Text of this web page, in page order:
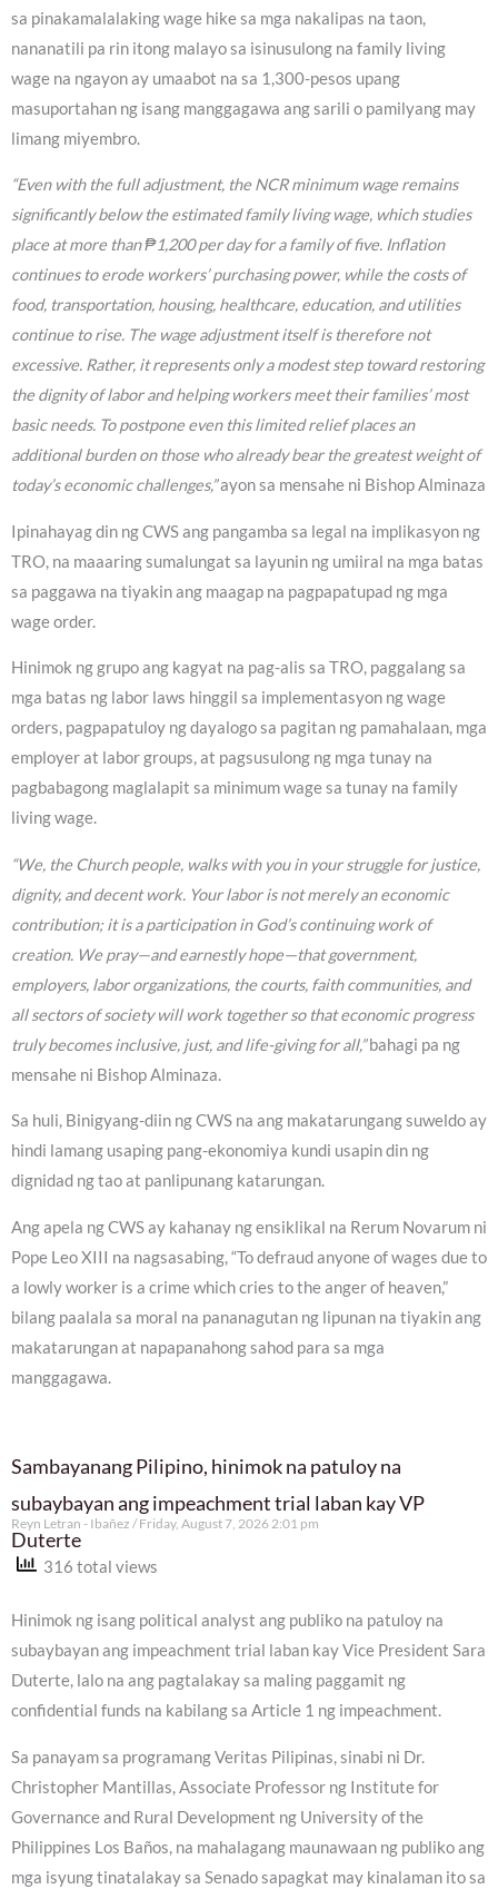
sa pinakamalalaking wage hike sa mga nakalipas na taon,
nananatili pa rin itong malayo sa isinusulong na family living
wage na ngayon ay umaabot na sa 1,300-pesos upang
masuportahan ng isang manggagawa ang sarili o pamilyang may
limang miyembro.
“Even with the full adjustment, the NCR minimum wage remains
significantly below the estimated family living wage, which studies
place at more than ₱1,200 per day for a family of five. Inflation
continues to erode workers’ purchasing power, while the costs of
food, transportation, housing, healthcare, education, and utilities
continue to rise. The wage adjustment itself is therefore not
excessive. Rather, it represents only a modest step toward restoring
the dignity of labor and helping workers meet their families’ most
basic needs. To postpone even this limited relief places an
additional burden on those who already bear the greatest weight of
today’s economic challenges,”ayon sa mensahe ni Bishop Alminaza
Ipinahayag din ng CWS ang pangamba sa legal na implikasyon ng
TRO, na maaaring sumalungat sa layunin ng umiiral na mga batas
sa paggawa na tiyakin ang maagap na pagpapatupad ng mga
wage order.
Hinimok ng grupo ang kagyat na pag-alis sa TRO, paggalang sa
mga batas ng labor laws hinggil sa implementasyon ng wage
orders, pagpapatuloy ng dayalogo sa pagitan ng pamahalaan, mga
employer at labor groups, at pagsusulong ng mga tunay na
pagbabagong maglalapit sa minimum wage sa tunay na family
living wage.
“We, the Church people, walks with you in your struggle for justice,
dignity, and decent work. Your labor is not merely an economic
contribution; it is a participation in God’s continuing work of
creation. We pray—and earnestly hope—that government,
employers, labor organizations, the courts, faith communities, and
all sectors of society will work together so that economic progress
truly becomes inclusive, just, and life-giving for all,”bahagi pa ng
mensahe ni Bishop Alminaza.
Sa huli, Binigyang-diin ng CWS na ang makatarungang suweldo ay
hindi lamang usaping pang-ekonomiya kundi usapin din ng
dignidad ng tao at panlipunang katarungan.
Ang apela ng CWS ay kahanay ng ensiklikal na Rerum Novarum ni
Pope Leo XIII na nagsasabing, “To defraud anyone of wages due to
a lowly worker is a crime which cries to the anger of heaven,”
bilang paalala sa moral na pananagutan ng lipunan na tiyakin ang
makatarungan at napapanahong sahod para sa mga
manggagawa.
Sambayanang Pilipino, hinimok na patuloy na
subaybayan ang impeachment trial laban kay VP
Duterte
Reyn Letran - Ibañez Friday, August 7, 2026 2:01 pm
316 total views
Hinimok ng isang political analyst ang publiko na patuloy na
subaybayan ang impeachment trial laban kay Vice President Sara
Duterte, lalo na ang pagtalakay sa maling paggamit ng
confidential funds na kabilang sa Article 1 ng impeachment.
Sa panayam sa programang Veritas Pilipinas, sinabi ni Dr.
Christopher Mantillas, Associate Professor ng Institute for
Governance and Rural Development ng University of the
Philippines Los Baños, na mahalagang maunawaan ng publiko ang
mga isyung tinatalakay sa Senado sapagkat may kinalaman ito sa